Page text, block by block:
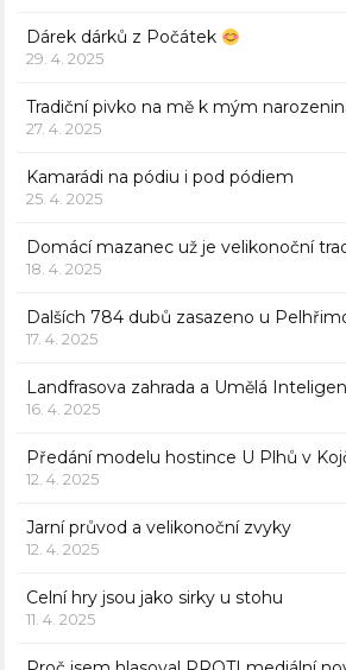
Dárek dárků z Počátek
29. 4. 2025
Tradiční pivko na mě k mým
27. 4. 2025
Kamarádi na pódiu i pod pódiem
25. 4. 2025
Domácí mazanec už je velikonoční
18. 4. 2025
Dalších 784 dubů zasazeno u
17. 4. 2025
Landfrasova zahrada a Umělá
16. 4. 2025
Předání modelu hostince U Plhů v
12. 4. 2025
Jarní průvod a velikonoční zvyky
12. 4. 2025
Celní hry jsou jako sirky u stohu
11. 4. 2025